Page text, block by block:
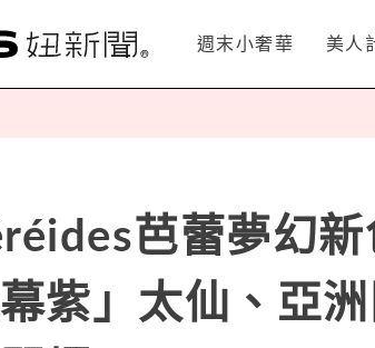
週末小奢華 美人
芭蕾夢幻
紫」太仙、亞